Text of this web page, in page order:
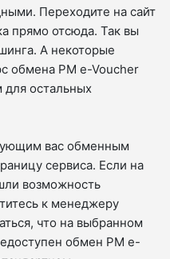
Переходите на сайт
прямо отсюда. Так вы
А некоторые
обмена PM e-Voucher
для остальных
вас обменным
сервиса. Если на
возможность
к менеджеру
что на выбранном
обмен PM e-